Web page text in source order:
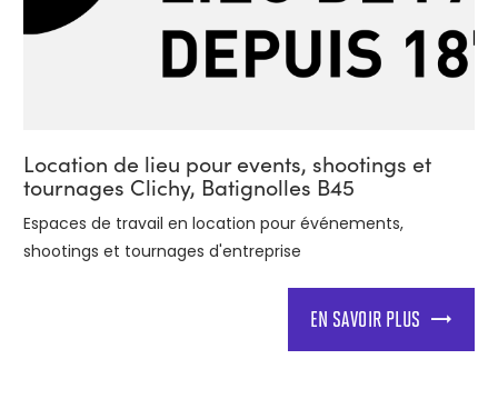
Location de lieu pour events, shootings et
tournages Clichy, Batignolles B45
Espaces de travail en location pour événements,
shootings et tournages d'entreprise
EN SAVOIR PLUS